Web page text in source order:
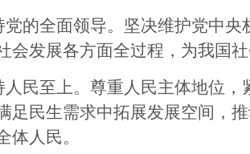
的全面领导。坚决维护党中央
会发展各方面全过程，为我国
民至上。尊重人民主体地位，
足民生需求中拓展发展空间，
体人民。